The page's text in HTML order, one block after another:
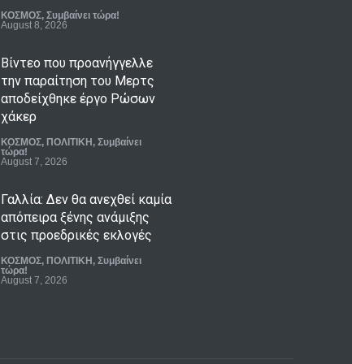
ΚΟΣΜΟΣ, Συμβαίνει τώρα!
August 8, 2026
Βίντεο που προανήγγελλε
την παραίτηση του Μερτς
αποδείχθηκε έργο Ρώσων
χάκερ
ΚΟΣΜΟΣ, ΠΟΛΙΤΙΚΗ , Συμβαίνει
τώρα!
August 7, 2026
Γαλλία: Δεν θα ανεχθεί καμία
απόπειρα ξένης ανάμιξης
στις προεδρικές εκλογές
ΚΟΣΜΟΣ, ΠΟΛΙΤΙΚΗ , Συμβαίνει
τώρα!
August 7, 2026